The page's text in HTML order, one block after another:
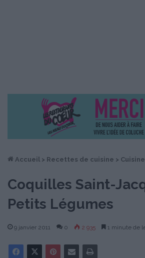
Accueil > Recettes de cuisine >
Coquilles Saint-
Petits Légumes
9 janvier 2011 0 2 935 1 minute de